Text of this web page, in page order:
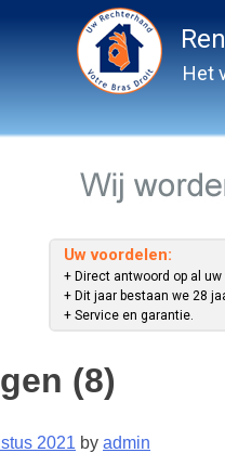
Het
Uw voordelen:
+ Direct antwoord op al
+ Dit jaar bestaan we 28
+ Service en garantie.
(8)
2021 by admin